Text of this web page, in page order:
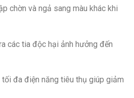
chờn và ngả sang màu khác khi
các tia độc hại ảnh hưởng đến
đa điện năng tiêu thụ giúp giảm